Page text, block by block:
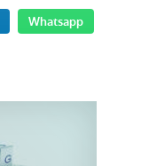
Whatsapp